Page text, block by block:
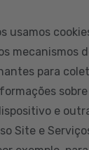
usamos
mecanismos
para
e
Site e